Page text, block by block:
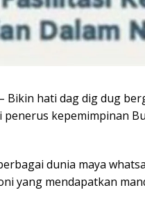
– Bikin hati dag dig dug
kepemimpinan
dunia maya
yang mendapatkan